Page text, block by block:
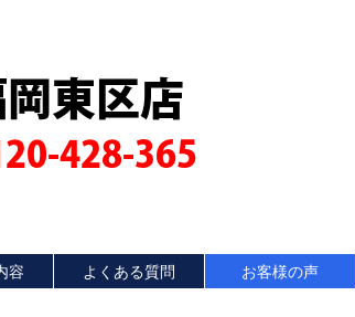
東区店
428-365
容 よくある質問 お客様の声